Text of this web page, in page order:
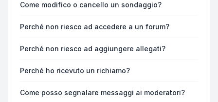
Come modifico o cancello un sondaggio?
Perché non riesco ad accedere a un forum?
Perché non riesco ad aggiungere allegati?
Perché ho ricevuto un richiamo?
Come posso segnalare messaggi ai moderatori?